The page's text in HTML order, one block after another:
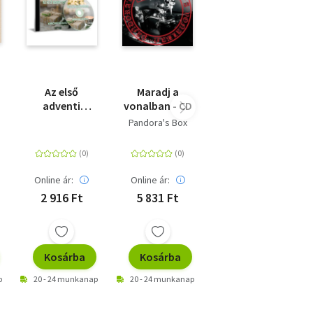
Az első
adventi
válogatás -
CD
Online ár:
2 916 Ft
Kosárba
20 - 24 munkanap
Maradj a
vonalban - CD
Pandora's Box
Online ár:
5 831 Ft
Kosárba
20 - 24 munkanap